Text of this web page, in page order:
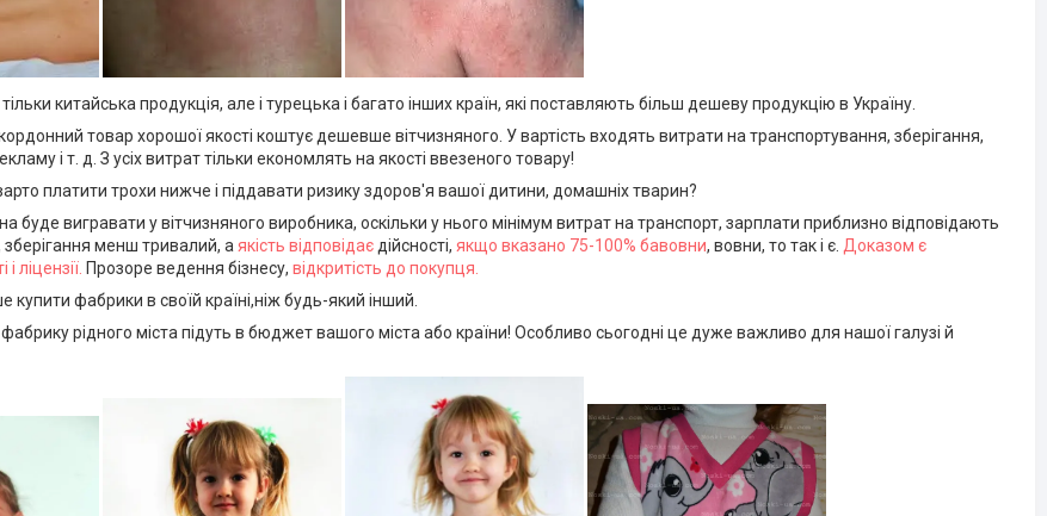
китайська продукція, але і турецька і багато інших країн, які поставляють більш дешеву продукцію в Україну.
товар хорошої якості коштує дешевше вітчизняного. У вартість входять витрати на транспортування, зберігання,
і т. д. З усіх витрат тільки економлять на якості ввезеного товару!
платити трохи нижче і піддавати ризику здоров'я вашої дитини, домашніх тварин?
буде вигравати у вітчизняного виробника, оскільки у нього мінімум витрат на транспорт, зарплати приблизно відповідають
зберігання менш тривалий, а якість відповідає дійсності, якщо вказано 75-100% бавовни, вовни, то так і є. Доказом є
ліцензії. Прозоре ведення бізнесу, відкритість до покупця.
купити фабрики в своїй країні,ніж будь-який інший.
фабрику рідного міста підуть в бюджет вашого міста або країни! Особливо сьогодні це дуже важливо для нашої галузі й